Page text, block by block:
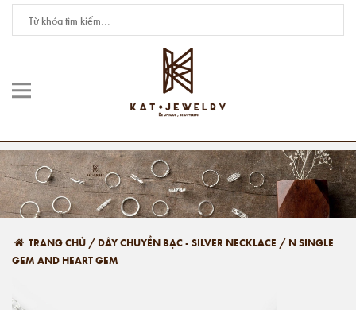
TRANG CHỦ / DÂY CHUYỀN BẠC - SILVER NECKLACE / N SINGLE
GEM AND HEART GEM